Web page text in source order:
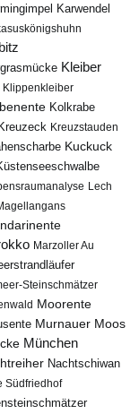
Karwendel
Kleiber
Klippenkleiber
Kolkrabe
Kreuzeck Kreuzstauden
Kuckuck
Lech
Marzoller Au
Steinschmätzer
Moorente
Murnauer Moos
München
Nachtschiwan
Südfriedhof